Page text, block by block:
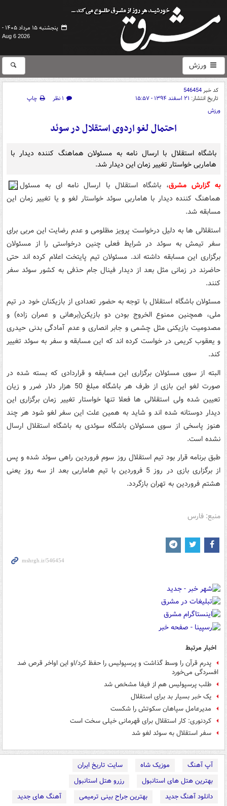
پنجشنبه ۱۵ مرداد ۱۴۰۵ -
Aug 6 2026
ورزش
کد خبر546454
تاریخ انتشار: ۲۱ اسفند ۱۳۹۴ - ۱۵:۵۷ ۱ نظر
چاپ
ورزش
احتمال لغو اردوی استقلال در سوئد
باشگاه استقلال با ارسال نامه به مسئولان هماهنگ کننده دیدار با
هاماربی خواستار تغییر زمان این دیدار شد.
به گزارش مشرق، باشگاه استقلال با ارسال نامه ای به مسئول
هماهنگ کننده دیدار با هاماربی سوئد خواستار لغو و یا تغییر زمان این
مسابقه شد.
استقلالی ها به دلیل درخواست پرویز مظلومی و عدم رضایت این مربی برای
سفر تیمش به سوئد در شرایط فعلی چنین درخواستی را از مسئولان
برگزاری این مسابقه داشته اند. مسئولان تیم پایتخت اعلام کرده اند حتی
حاضرند در زمانی مثل بعد از دیدار فینال جام حذفی به کشور سوئد سفر
کنند.
مسئولان باشگاه استقلال با توجه به حضور تعدادی از بازیکنان خود در تیم
ملی، همچنین ممنوع الخروج بودن دو بازیکن(برهانی و عمران زاده) و
مصدومیت بازیکنی مثل چشمی و جابر انصاری و عدم آمادگی بدنی حیدری
و یعقوب کریمی در خواست کرده اند که این مسابقه و سفر به سوئد تغییر
کند.
البته از سوی مسئولان برگزاری این مسابقه و قراردادی که بسته شده در
صورت لغو این بازی از طرف هر باشگاه مبلغ 50 هزار دلار ضرر و زیان
تعیین شده ولی استقلالی ها فعلا تنها خواستار تغییر زمان برگزاری این
دیدار دوستانه شده اند و شاید به همین علت این سفر لغو شود هر چند
هنوز پاسخی از سوی مسئولان باشگاه سوئدی به باشگاه استقلال ارسال
نشده است.
طبق برنامه قرار بود تیم استقلال روز سوم فروردین راهی سوئد شده و پس
از برگزاری بازی در روز 5 فروردین با تیم هاماربی بعد از سه روز یعنی
هشتم فروردین به تهران بازگردد.
منبع: فارس
اخبار مرتبط
پدرم قرآن را وسط گذاشت و پرسپولیس را حفظ کرد/او این اواخر قرص ضد
افسردگی می‌خورد
طلب پرسپولیس هم از فیفا مشخص شد
یک خبر بسیار بد برای استقلال
مدیرعامل سپاهان سکوتش را شکست
کردنوری: کار استقلال برای قهرمانی خیلی سخت است
سفر استقلال به سوئد لغو شد
آپ آهنگ موزیک شاه
سایت تاریخ ایران
بهترین هتل های استانبول
رزرو هتل استانبول
دانلود آهنگ جدید
بهترین جراح بینی ترمیمی
آهنگ های جدید